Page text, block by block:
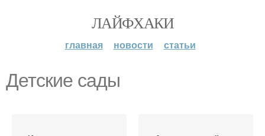
ЛАЙФХАКИ
главная новости статьи
Детские сады